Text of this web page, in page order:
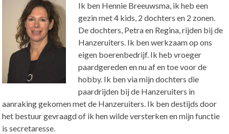
Ik ben Hennie Breeuwsma, ik heb een
gezin met 4 kids, 2 dochters en 2 zonen.
De dochters, Petra en Regina, rijden bij de
Hanzeruiters. Ik ben werkzaam op ons
eigen boerenbedrijf. Ik heb vroeger
paardgereden en nu af en toe voor de
hobby. Ik ben via mijn dochters die
paardrijden bij de Hanzeruiters in
aanraking gekomen met de Hanzeruiters. Ik ben destijds door
het bestuur gevraagd of ik hen wilde versterken en mijn functie
is secretaresse.